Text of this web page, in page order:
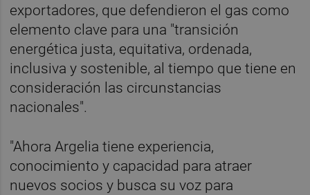
exportadores, que defendieron el gas como
elemento clave para una "transición
energética justa, equitativa, ordenada,
inclusiva y sostenible, al tiempo que tiene en
consideración las circunstancias
nacionales".
"Ahora Argelia tiene experiencia,
conocimiento y capacidad para atraer
nuevos socios y busca su voz para